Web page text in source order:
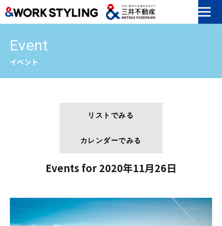
Event
イベント
リストでみる
カレンダーでみる
Events for 2020年11月26日